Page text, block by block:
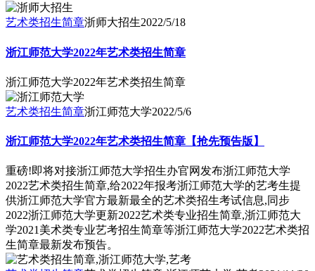
艺术类招生简章浙师大招生2022/5/18
浙江师范大学2022年艺术类招生简章
浙江师范大学2022年艺术类招生简章
艺术类招生简章浙江师范大学2022/5/6
浙江师范大学2022年艺术类招生简章【抢先预告版】
重磅!即将对接浙江师范大学招生办官网发布浙江师范大学
2022艺术类招生简章,给2022年报考浙江师范大学的艺考生提
供浙江师范大学官方最新最全的艺术类招生考试信息,同步
2022浙江师范大学更新2022艺术类专业招生简章,浙江师范大
学2021美术类专业艺考招生简章等浙江师范大学2022艺术类招
生简章最新发布预告。